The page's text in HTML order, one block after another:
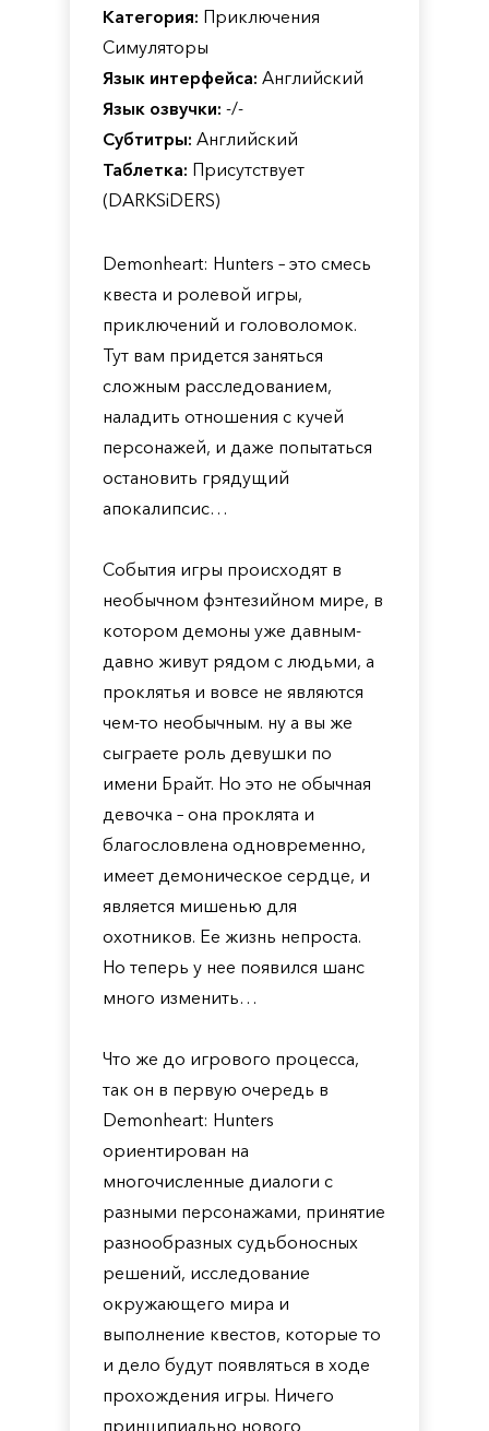
Категория: Приключения
Симуляторы
Язык интерфейса: Английский
Язык озвучки: -/-
Субтитры: Английский
Таблетка: Присутствует
(DARKSiDERS)
Demonheart: Hunters – это смесь
квеста и ролевой игры,
приключений и головоломок.
Тут вам придется заняться
сложным расследованием,
наладить отношения с кучей
персонажей, и даже попытаться
остановить грядущий
апокалипсис…
События игры происходят в
необычном фэнтезийном мире, в
котором демоны уже давным-
давно живут рядом с людьми, а
проклятья и вовсе не являются
чем-то необычным. ну а вы же
сыграете роль девушки по
имени Брайт. Но это не обычная
девочка – она проклята и
благословлена одновременно,
имеет демоническое сердце, и
является мишенью для
охотников. Ее жизнь непроста.
Но теперь у нее появился шанс
много изменить…
Что же до игрового процесса,
так он в первую очередь в
Demonheart: Hunters
ориентирован на
многочисленные диалоги с
разными персонажами, принятие
разнообразных судьбоносных
решений, исследование
окружающего мира и
выполнение квестов, которые то
и дело будут появляться в ходе
прохождения игры. Ничего
принципиально нового